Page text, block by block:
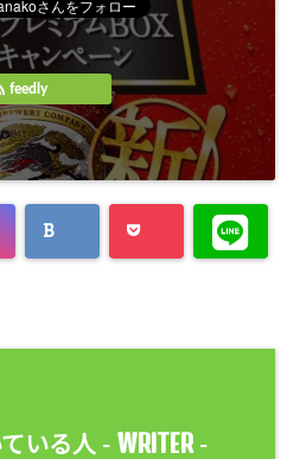
feedly
いる人 - WRITER-